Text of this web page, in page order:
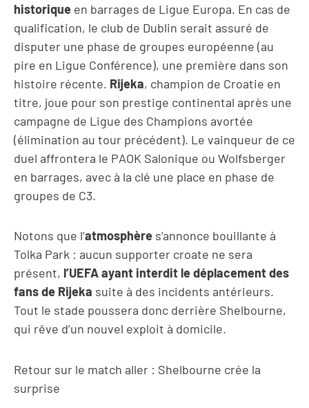
historique en barrages de Ligue Europa. En cas de
qualification, le club de Dublin serait assuré de
disputer une phase de groupes européenne (au
pire en Ligue Conférence), une première dans son
histoire récente. Rijeka, champion de Croatie en
titre, joue pour son prestige continental après une
campagne de Ligue des Champions avortée
(élimination au tour précédent). Le vainqueur de ce
duel affrontera le PAOK Salonique ou Wolfsberger
en barrages, avec à la clé une place en phase de
groupes de C3.
Notons que l’atmosphère s’annonce bouillante à
Tolka Park : aucun supporter croate ne sera
présent, l’UEFA ayant interdit le déplacement des
fans de Rijeka suite à des incidents antérieurs.
Tout le stade poussera donc derrière Shelbourne,
qui rêve d’un nouvel exploit à domicile.
Retour sur le match aller : Shelbourne crée la
surprise